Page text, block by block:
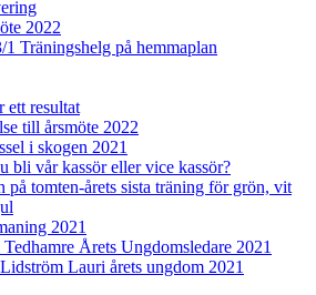
2022
1 Träningshelg på hemmaplan
ett resultat
till årsmöte 2022
i skogen 2021
bli vår kassör eller vice kassör?
på tomten-årets sista träning för grön, vit
2021
Årets Ungdomsledare 2021
Lauri årets ungdom 2021